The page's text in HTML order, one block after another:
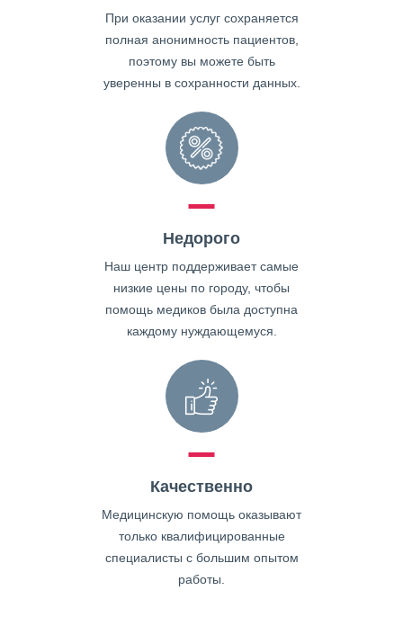
При оказании услуг сохраняется
полная анонимность пациентов,
поэтому вы можете быть
уверенны в сохранности данных.
Недорого
Наш центр поддерживает самые
низкие цены по городу, чтобы
помощь медиков была доступна
каждому нуждающемуся.
Качественно
Медицинскую помощь оказывают
только квалифицированные
специалисты с большим опытом
работы.